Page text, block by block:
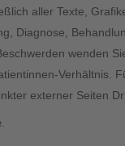
aller Texte,
Diagnose,
wenden
Verhältnis.
externer Seiten